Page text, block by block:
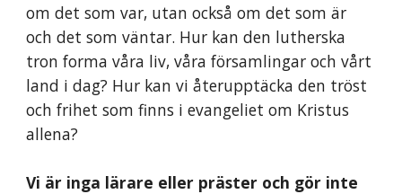
om det som var, utan också om det som är
och det som väntar. Hur kan den lutherska
tron forma våra liv, våra församlingar och vårt
land i dag? Hur kan vi återupptäcka den tröst
och frihet som finns i evangeliet om Kristus
allena?
Vi är inga lärare eller präster och gör inte